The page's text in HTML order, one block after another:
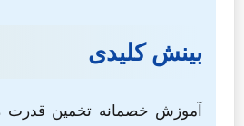
بینش کلیدی
آموزش خصمانه تخمین قدرت